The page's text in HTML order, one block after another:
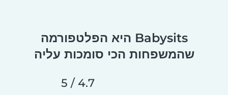
Babysits היא הפלטפורמה
שהמשפחות הכי סומכות עליה
4.7 / 5